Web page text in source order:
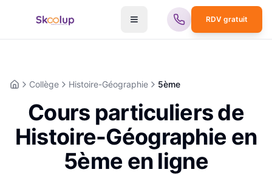
RDV gratuit
AccueilCollège Histoire-Géographie 5ème
Cours particuliers de
Histoire-Géographie en
5ème en ligne